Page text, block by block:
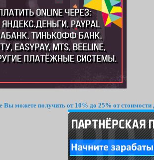
Вы можете получить от 10% до 25% от